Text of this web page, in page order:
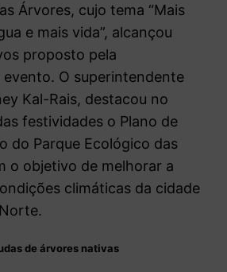
Árvores, cujo tema “Mais
e mais vida”, alcançou
proposto pela
O superintendente
Kal-Rais, destacou no
festividades o Plano de
do Parque Ecológico das
o objetivo de melhorar a
climáticas da cidade
de árvores nativas